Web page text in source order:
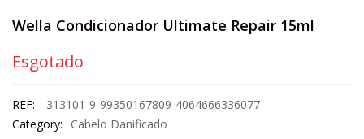
Wella Condicionador Ultimate Repair 15ml
Esgotado
REF:
313101-9-99350167809-4064666336077
Category:
Cabelo Danificado